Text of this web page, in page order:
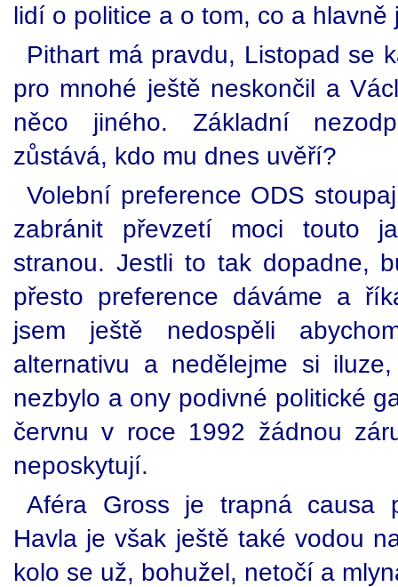
lidí o politice a o tom, co a hlavně
Pithart má pravdu, Listopad se
pro mnohé ještě neskončil a
něco jiného. Základní
zůstává, kdo mu dnes uvěří?
Volební preference ODS
zabránit převzetí moci touto
stranou. Jestli to tak dopadne,
přesto preference dáváme a
jsem ještě nedospěli
alternativu a nedělejme si
nezbylo a ony podivné politické
červnu v roce 1992 žádnou
neposkytují.
Aféra Gross je trapná causa
Havla je však ještě také vodou
kolo se už, bohužel, netočí a